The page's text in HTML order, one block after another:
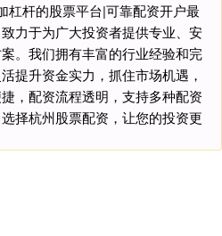
杠杆的股票平台|可靠配资开户最
力于为广大投资者提供专业、安
。我们拥有丰富的行业经验和完
提升资金实力，抓住市场机遇，
，配资流程透明，支持多种配资
择杭州股票配资，让您的投资更